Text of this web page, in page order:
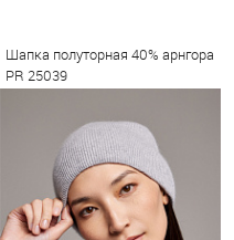
Шапка полуторная 40% арнгора
PR 25039